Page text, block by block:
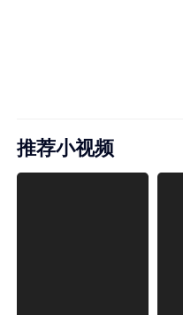
推荐小视频